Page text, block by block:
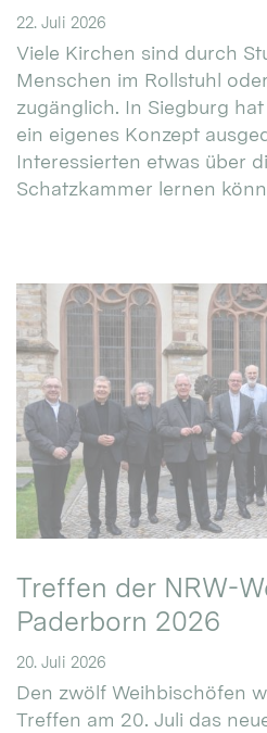
22. Juli 2026
Viele Kirchen sind durch
Menschen im Rollstuhl
zugänglich. In Siegburg
ein eigenes Konzept
Interessierten etwas über
Schatzkammer lernen
Treffen der NRW-
Paderborn 2026
20. Juli 2026
Den zwölf Weihbischöfen
Treffen am 20. Juli das